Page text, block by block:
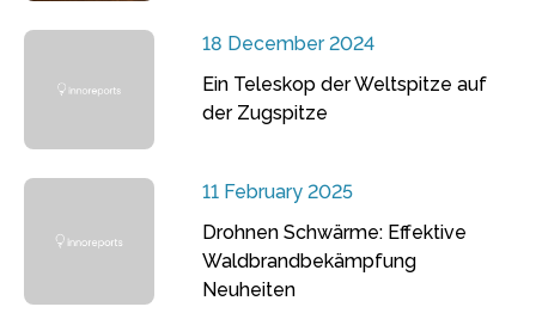
18 December 2024
Ein Teleskop der Weltspitze auf
der Zugspitze
11 February 2025
Drohnen Schwärme: Effektive
Waldbrandbekämpfung
Neuheiten